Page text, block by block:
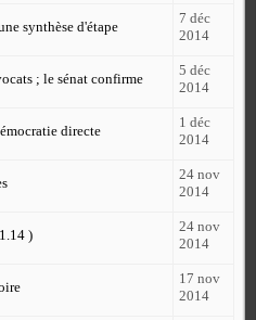
synthèse d'étape
7 déc
2014
; le sénat confirme
5 déc
2014
directe
1 déc
2014
24 nov
2014
)
24 nov
2014
17 nov
2014